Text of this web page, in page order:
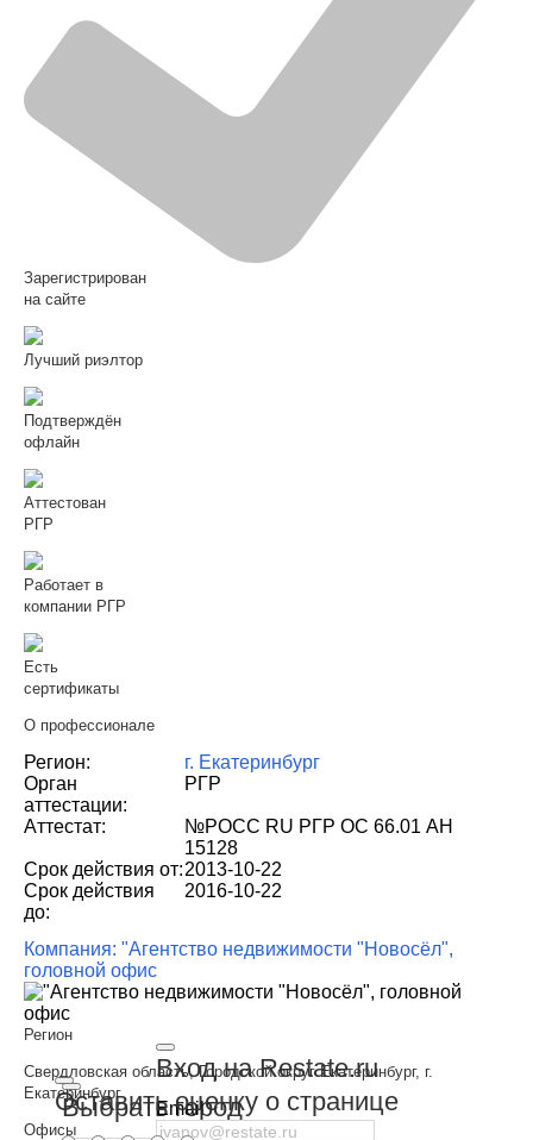
Выбрать город
Вход на Restate.ru
Email
Зарегистрирован
на сайте
Лучший риэлтор
Подтверждён
офлайн
Аттестован
РГР
Работает в
компании РГР
Есть
сертификаты
О профессионале
Регион:
г. Екатеринбург
Орган
аттестации:
РГР
Аттестат:
№РОСС RU РГР ОС 66.01 АН
15128
Срок действия от:2013-10-22
Срок действия
до:
2016-10-22
Компания: "Агентство недвижимости "Новосёл",
головной офис
Регион
Свердловская область, Городской округ Екатеринбург, г.
Екатеринбург
Офисы
Оставить оценку о странице